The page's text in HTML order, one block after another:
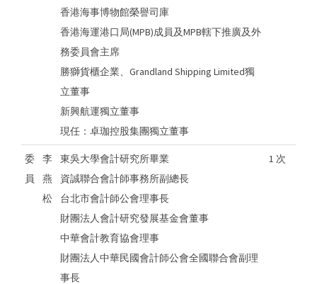
香港海事博物館榮譽司庫
香港海運港口局(MPB)成員及MPB轄下推廣及外
務委員會主席
勝獅貨櫃企業、Grandland Shipping Limited獨
立董事
新興航運獨立董事
現任：卓珈控股集團獨立董事
委
員
李
燕
松
東吳大學會計研究所畢業
資誠聯合會計師事務所副總長
台北市會計師公會理事長
財團法人會計研究發展基金會董事
中華會計教育協會理事
財團法人中華民國會計師公會全國聯合會副理
事長
1 次